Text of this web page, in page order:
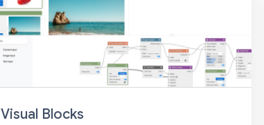
Visual Blocks